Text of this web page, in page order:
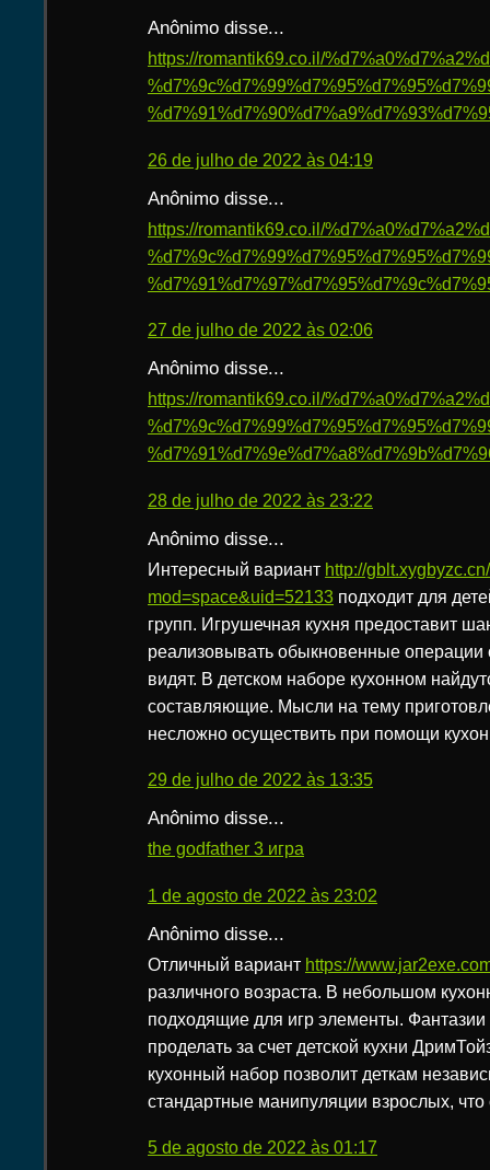
Anônimo disse...
https://romantik69.co.il/
26 de julho de 2022 às 04:19
Anônimo disse...
https://romantik69.co.il/
27 de julho de 2022 às 02:06
Anônimo disse...
https://romantik69.co.il/
28 de julho de 2022 às 23:22
Anônimo disse...
Интересный вариант http://
mod=space&uid=52133 подходит для
групп. Игрушечная кухня предоставит
реализовывать обыкновенные операции
видят. В детском наборе кухонном
составляющие. Мысли на тему
несложно осуществить при помощи
29 de julho de 2022 às 13:35
Anônimo disse...
the godfather 3 игра
1 de agosto de 2022 às 23:02
Anônimo disse...
Отличный вариант https://
различного возраста. В небольшом
подходящие для игр элементы.
проделать за счет детской кухни
кухонный набор позволит деткам
стандартные манипуляции взрослых,
5 de agosto de 2022 às 01:17